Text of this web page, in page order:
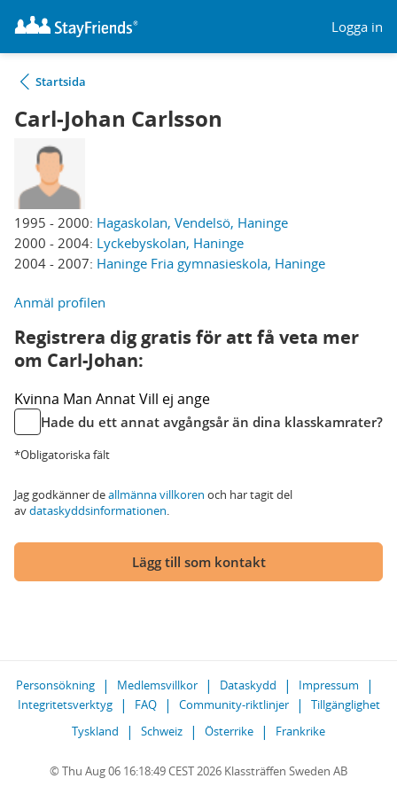
Logga in
Startsida
Carl-Johan Carlsson
1995 - 2000: Hagaskolan, Vendelsö, Haninge
2000 - 2004: Lyckebyskolan, Haninge
2004 - 2007: Haninge Fria gymnasieskola, Haninge
Anmäl profilen
Registrera dig gratis för att få veta mer
om Carl-Johan:
Kvinna Man AnnatVill ej ange
Hade du ett annat avgångsår än dina klasskamrater?
*Obligatoriska fält
Jag godkänner deallmänna villkoren och har tagit del
avdataskyddsinformationen.
Lägg till som kontakt
Personsökning Medlemsvillkor Dataskydd
Impressum
Integritetsverktyg
FAQ Community-riktlinjer
Tillgänglighet
Tyskland
Schweiz Österrike Frankrike
© Thu Aug 06 16:18:49 CEST 2026 Klassträffen Sweden AB